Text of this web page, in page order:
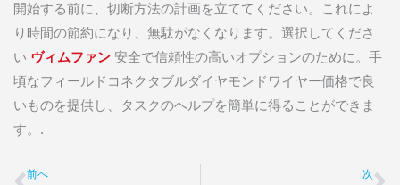
開始する前に、切断方法の計画を立ててください。これによ
り時間の節約になり、無駄がなくなります。選択してくださ
い ヴィムファン 安全で信頼性の高いオプションのために。手
頃なフィールドコネクタブルダイヤモンドワイヤー価格で良
いものを提供し、タスクのヘルプを簡単に得ることができま
す。.
前へ 次